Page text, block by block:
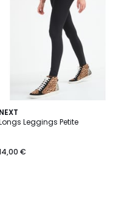
NEXT
Leggings Petite
€